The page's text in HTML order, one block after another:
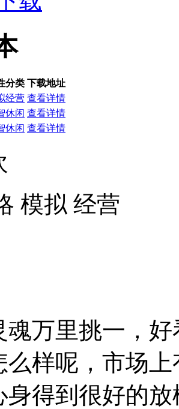
分类 下载地址
经营 查看详情
休闲 查看详情
休闲 查看详情
模拟 经营
魂万里挑一，
么样呢，市场
身得到很好的